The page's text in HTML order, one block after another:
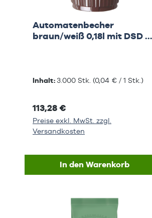
Automatenbecher
braun/weiß 0,18l mit DSD &
Inhalt: 3.000 Stk. (0,04 € / 1 Stk.)
113,28 €
Preise exkl. MwSt. zzgl.
Versandkosten
In den Warenkorb